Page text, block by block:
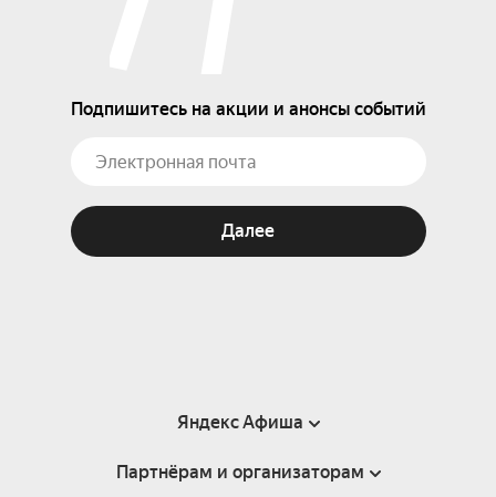
Подпишитесь на акции и анонсы событий
Далее
Яндекс Афиша
Справка
Партнёрам и организаторам